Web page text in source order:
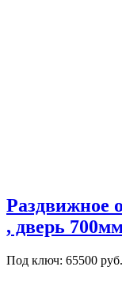
Раздвижное
, дверь
Под ключ: 65500 руб.